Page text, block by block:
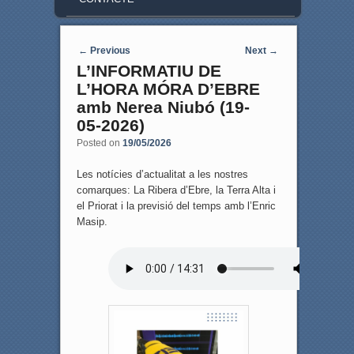
Post navigation
← Previous Next →
L’INFORMATIU DE
L’HORA MÓRA D’EBRE
amb Nerea Niubó (19-
05-2026)
Posted on 19/05/2026
Les notícies d’actualitat a les nostres
comarques: La Ribera d’Ebre, la Terra Alta i
el Priorat i la previsió del temps amb l’Enric
Masip.